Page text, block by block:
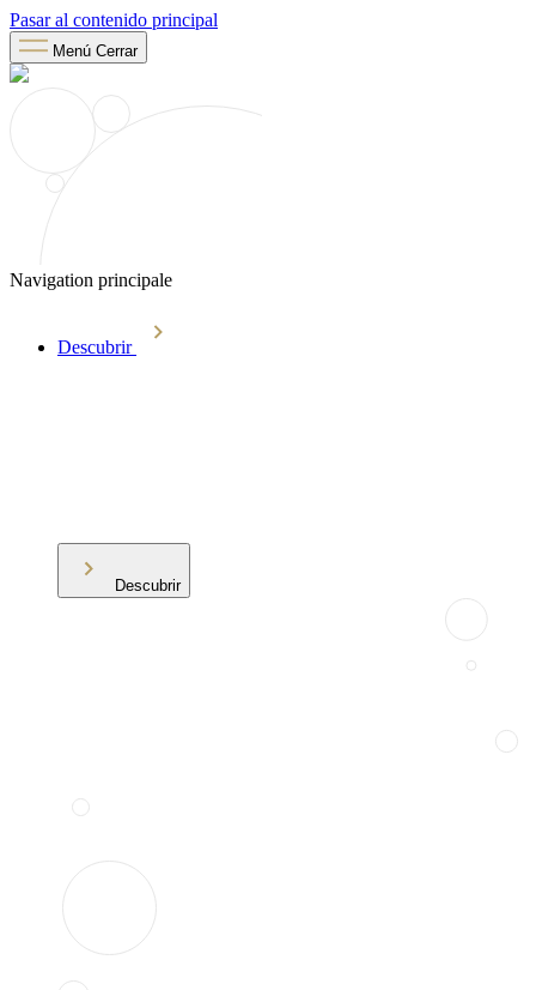
Pasar al contenido principal
Menú Cerrar
Navigation principale
Descubrir
Descubrir